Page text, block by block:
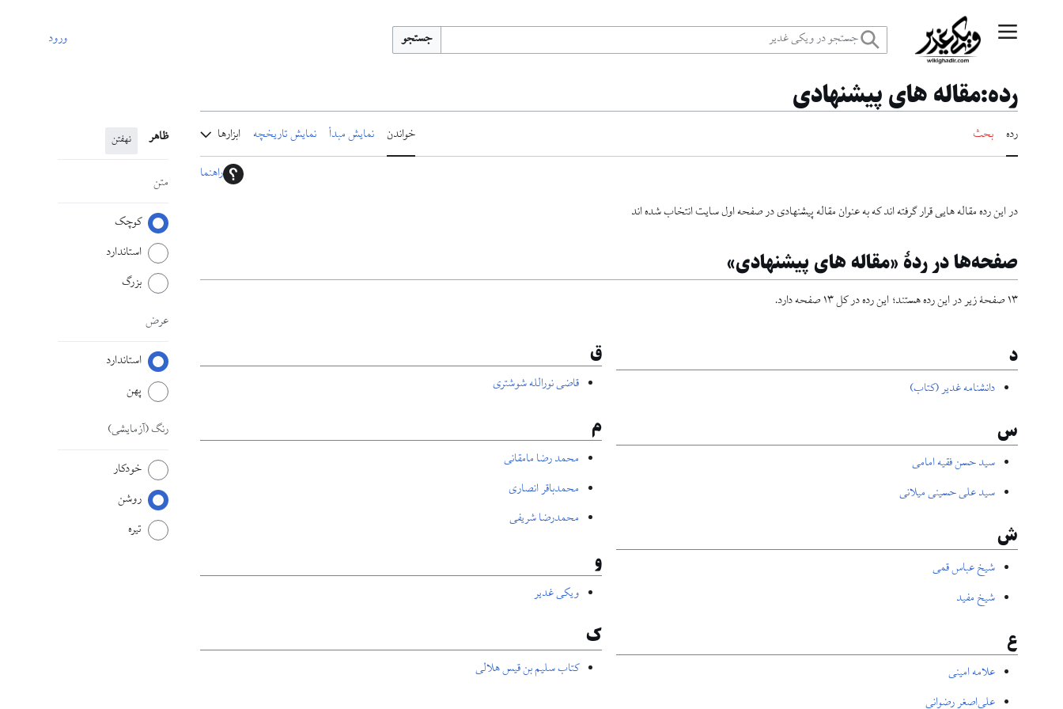
منوی اصلی جستجو ورود
رده:مقاله های پیشنهادی
رده بحث خواندن نمایش مبدأ نمایش تاریخچه ابزارها ظاهر نهفتن
متن
کوچک
استاندارد
بزرگ
عرض
استاندارد
پهن
رنگ(آزمایشی)
خودکار
روشن
تیره
راهنما
در این رده مقاله هایی قرار گرفته اند که به عنوان مقاله پیشنهادی در صفحه اول سایت انتخاب شده اند
صفحه‌ها در ردهٔ «مقاله های پیشنهادی»
۱۳ صفحۀ زیر در این رده هستند؛ این رده در کل ۱۳ صفحه دارد.
د
دانشنامه غدیر (کتاب)
س
سید حسن فقیه امامی
سید علی حسینی میلانی
ش
شیخ عباس قمی
شیخ مفید
ع
علامه امینی
علی‌اصغر رضوانی
ق
قاضی نورالله شوشتری
م
محمد رضا مامقانی
محمدباقر انصاری
محمدرضا شریفی
و
ویکی غدیر
ک
کتاب سلیم بن قیس هلالی